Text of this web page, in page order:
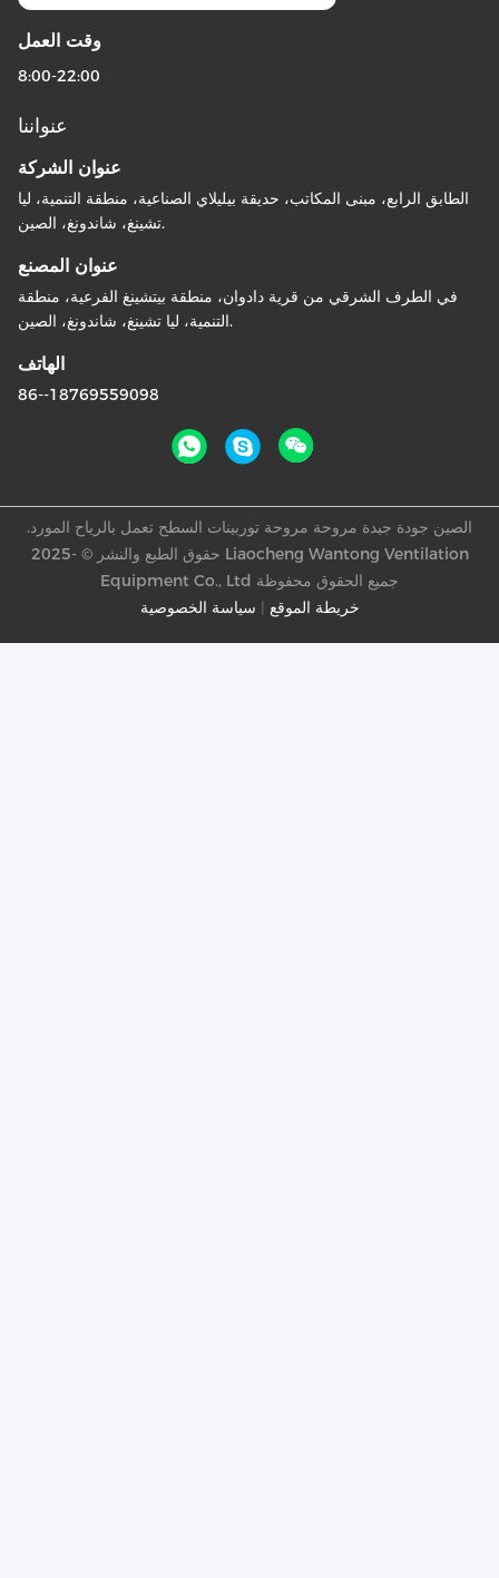
وقت العمل
8:00-22:00
عنواننا
عنوان الشركة
الطابق الرابع، مبنى المكاتب، حديقة بيليلاي الصناعية، منطقة التنمية، ليا
تشينغ، شاندونغ، الصين.
عنوان المصنع
في الطرف الشرقي من قرية دادوان، منطقة بيتشينغ الفرعية، منطقة
التنمية، ليا تشينغ، شاندونغ، الصين.
الهاتف
86--18769559098
سياسة الخصوصية خريطة الموقع
الصين جودة جيدة مروحة مروحة توربينات السطح تعمل بالرياح المورد.
حقوق الطبع والنشر © -2025 Liaocheng Wantong Ventilation
Equipment Co., Ltd جميع الحقوق محفوظة